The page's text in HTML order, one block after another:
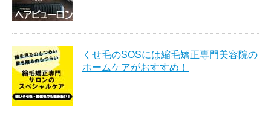
くせ毛のSOSには縮毛矯正専門美容院の
ホームケアがおすすめ！